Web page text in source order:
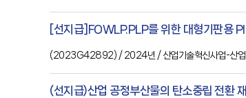
[선지급]FOWLP.PLP를 위한 대형기판용
( 2023G42892 ) / 2024년 / 산업기술혁신사업-산
(선지급)산업 공정부산물의 탄소중립 전환